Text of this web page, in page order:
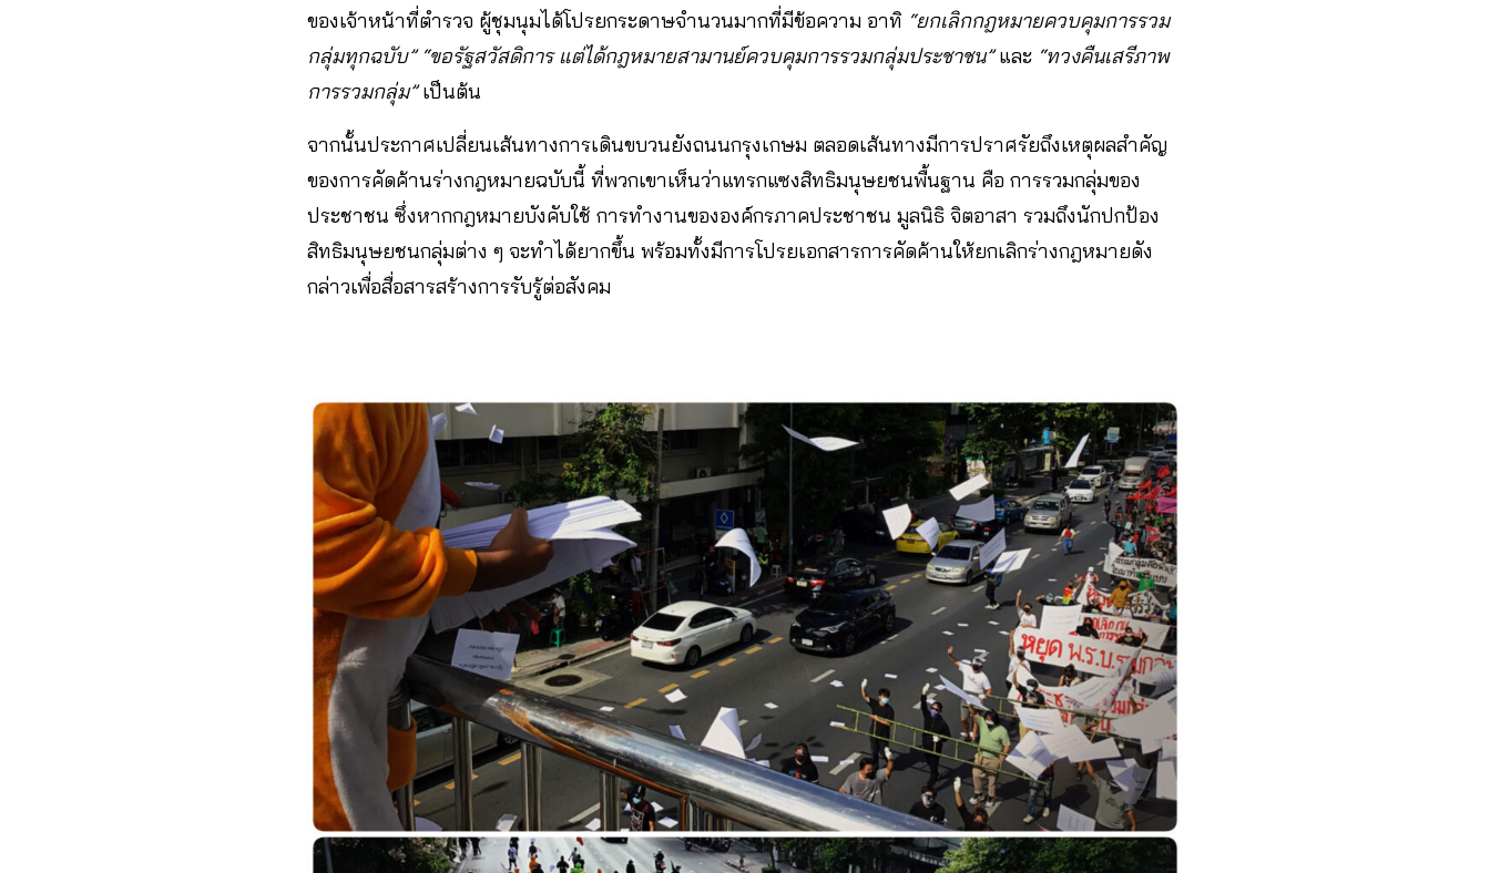
ของเจ้าหน้าที่ตำรวจ ​ผู้ชุมนุมได้โปรยกระดาษจำนวนมากที่มีข้อความ อาทิ “ยกเลิกกฎหมายควบคุมการรวม
กลุ่มทุกฉบับ” “ขอรัฐสวัสดิการ แต่ได้กฎหมายสามานย์ควบคุมการรวมกลุ่มประชาชน”และ “ทวงคืนเสรีภาพ
การรวมกลุ่ม”เป็นต้น
จากนั้นประกาศเปลี่ยนเส้นทางการเดินขบวนยังถนนกรุงเกษม ตลอดเส้นทางมีการปราศรัยถึงเหตุผลสำคัญ
ของการคัดค้านร่างกฎหมายฉบับนี้ ที่พวกเขาเห็นว่าแทรกแซงสิทธิมนุษยชนพื้นฐาน คือ การรวมกลุ่มของ
ประชาชน ซึ่งหากกฎหมายบังคับใช้ การทำงานขององค์กรภาคประชาชน มูลนิธิ จิตอาสา รวมถึงนักปกป้อง
สิทธิมนุษยชนกลุ่มต่าง ๆ จะทำได้ยากขึ้น พร้อมทั้งมีการโปรยเอกสารการคัดค้านให้ยกเลิกร่างกฎหมายดัง
กล่าวเพื่อสื่อสารสร้างการรับรู้ต่อสังคม